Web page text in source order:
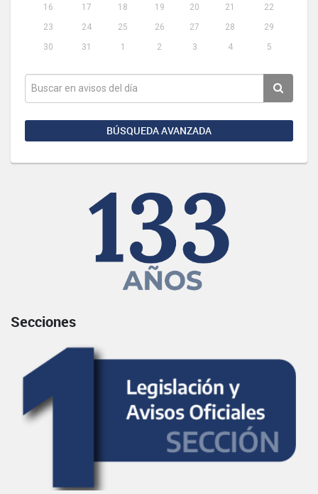
16
17 18 19 20 21
22
23
24 25 26 27 28
29
30
31 1 2 3 4 5
BÚSQUEDA AVANZADA
Secciones